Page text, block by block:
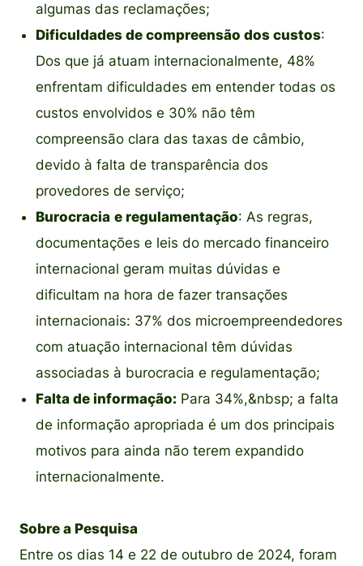
algumas das reclamações;
Dificuldades de compreensão dos custos:
Dos que já atuam internacionalmente, 48%
enfrentam dificuldades em entender todas os
custos envolvidos e 30% não têm
compreensão clara das taxas de câmbio,
devido à falta de transparência dos
provedores de serviço;
Burocracia e regulamentação: As regras,
documentações e leis do mercado financeiro
internacional geram muitas dúvidas e
dificultam na hora de fazer transações
internacionais: 37% dos microempreendedores
com atuação internacional têm dúvidas
associadas à burocracia e regulamentação;
Falta de informação: Para 34%,&nbsp; a falta
de informação apropriada é um dos principais
motivos para ainda não terem expandido
internacionalmente.
Sobre a Pesquisa
Entre os dias 14 e 22 de outubro de 2024, foram